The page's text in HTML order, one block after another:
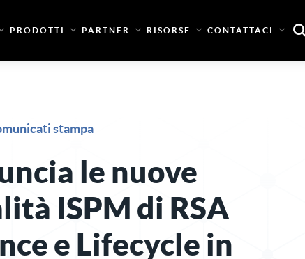
PRODOTTI PARTNER RISORSE CONTATTACI
stampa
le nuove
ISPM di RSA
e Lifecycle in